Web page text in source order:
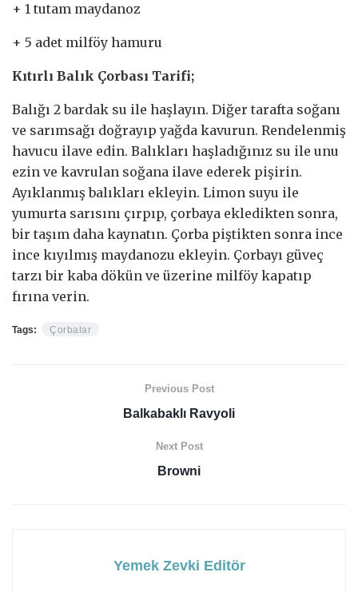
+ 1 tutam maydanoz
+ 5 adet milföy hamuru
Kıtırlı Balık Çorbası Tarifi;
Balığı 2 bardak su ile haşlayın. Diğer tarafta soğanı
ve sarımsağı doğrayıp yağda kavurun. Rendelenmiş
havucu ilave edin. Balıkları haşladığınız su ile unu
ezin ve kavrulan soğana ilave ederek pişirin.
Ayıklanmış balıkları ekleyin. Limon suyu ile
yumurta sarısını çırpıp, çorbaya ekledikten sonra,
bir taşım daha kaynatın. Çorba piştikten sonra ince
ince kıyılmış maydanozu ekleyin. Çorbayı güveç
tarzı bir kaba dökün ve üzerine milföy kapatıp
fırına verin.
Tags: Çorbalar
Previous Post
Balkabaklı Ravyoli
Next Post
Browni
Yemek Zevki Editör